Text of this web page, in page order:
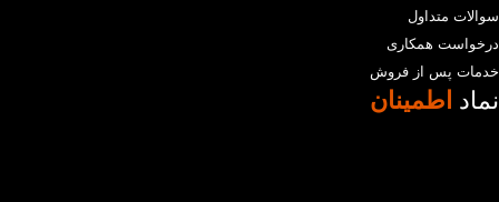
سوالات متداول
درخواست همکاری
خدمات پس از فروش
نماد اطمینان